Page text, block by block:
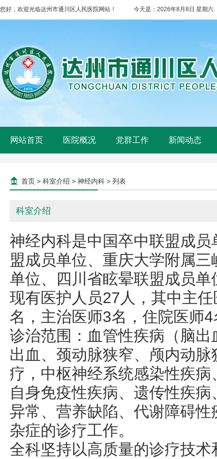
您好，欢迎光临达州市通川区人民医院网站！ 今天是： 2026年8月8日 星期六
网站首页 医院概况 党群工作 新闻动态
首页 > 科室介绍 > 神经内科 > 列表
科室介绍
神经内科是中国卒中联盟成
盟成员单位、重庆大学附属
单位、四川省眩晕联盟成员单
现有医护人员27人，其中主
名，主治医师3名，住院医师
诊治范围：血管性疾病（脑
出血、颈动脉狭窄、颅内动
疗，中枢神经系统感染性疾
自身免疫性疾病、遗传性疾
异常、营养缺陷、代谢障碍
杂症的诊疗工作。
全科坚持以高质量的诊疗技